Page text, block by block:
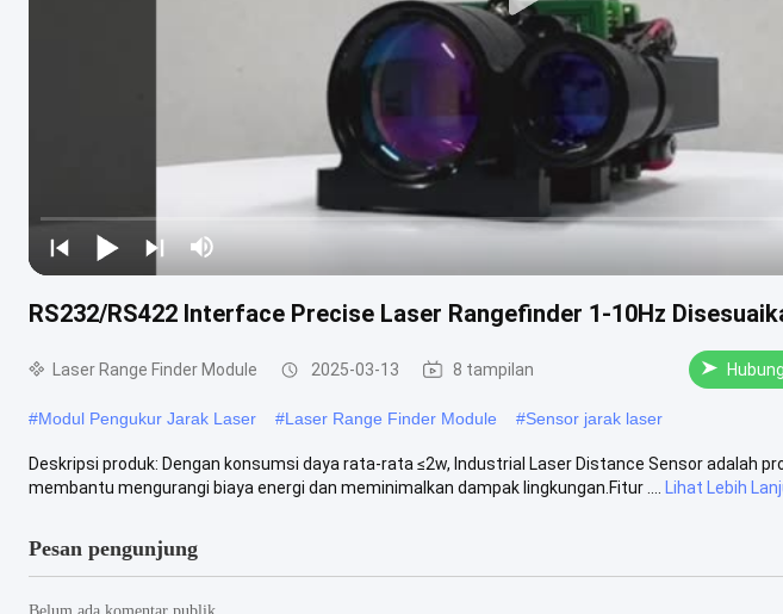
RS232/RS422 Interface Precise Laser Rangefinder 1-10Hz
Laser Range Finder Module 2025-03-13 8 tampilan
#Modul Pengukur Jarak Laser #Laser Range Finder Module #Sensor jarak laser
Deskripsi produk: Dengan konsumsi daya rata-rata ≤2w, Industrial Laser Distance Sensor adalah
membantu mengurangi biaya energi dan meminimalkan dampak lingkungan.Fitur ....
Lihat Lebih
Pesan pengunjung
Belum ada komentar publik